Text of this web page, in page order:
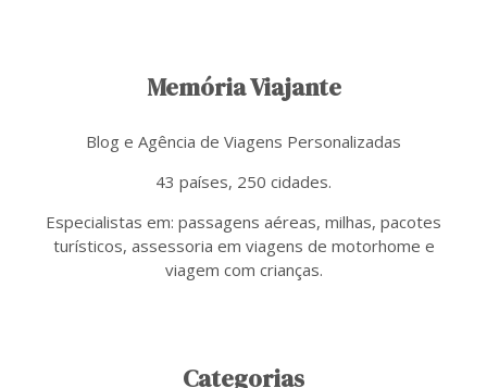
Memória Viajante
Blog e Agência de Viagens Personalizadas
43 países, 250 cidades.
Especialistas em: passagens aéreas, milhas, pacotes
turísticos, assessoria em viagens de motorhome e
viagem com crianças.
Categorias